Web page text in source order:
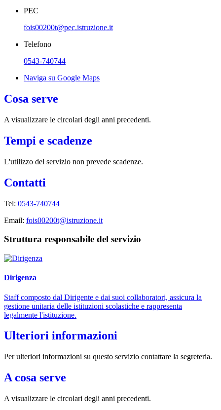
PEC
fois00200t@pec.istruzione.it
Telefono
0543-740744
Naviga su Google Maps
Cosa serve
A visualizzare le circolari degli anni precedenti.
Tempi e scadenze
L'utilizzo del servizio non prevede scadenze.
Contatti
Tel: 0543-740744
Email: fois00200t@istruzione.it
Struttura responsabile del servizio
Dirigenza
Staff composto dal Dirigente e dai suoi collaboratori, assicura la
gestione unitaria delle istituzioni scolastiche e rappresenta
legalmente l'istituzione.
Ulteriori informazioni
Per ulteriori informazioni su questo servizio contattare la segreteria.
A cosa serve
A visualizzare le circolari degli anni precedenti.